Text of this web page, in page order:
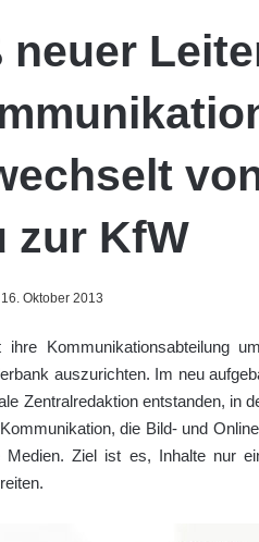
zur KfW
Oktober 2013
Kommunikationsabteilung
auszurichten. Im neu
Zentralredaktion entstanden, in
die Bild- und
Medien. Ziel ist es, Inhalte nur